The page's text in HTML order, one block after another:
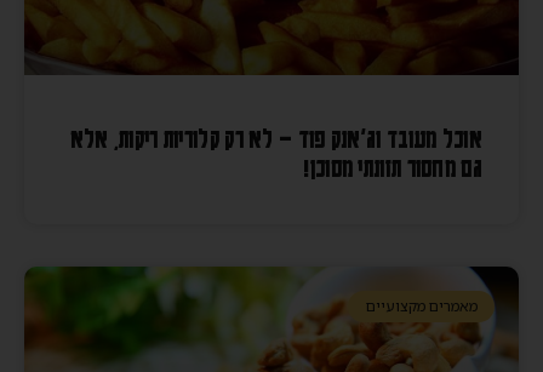
אוכל מעובד וג'אנק פוד – לא רק קלוריות ריקות, אלא
גם מחסור תזונתי מסוכן!
מאמרים מקצועיים